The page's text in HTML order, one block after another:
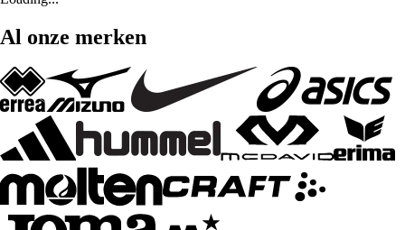
Al onze merken